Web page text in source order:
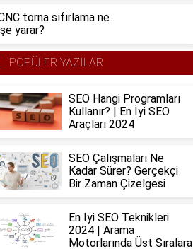
torna sıfırlama ne
yarar?
POPÜLER YAZILAR
SEO Hangi Programları
Kullanır? | En İyi SEO
Araçları 2024
SEO Çalışmaları Ne
Kadar Sürer? Gerçekçi
Bir Zaman Çizelgesi
En İyi SEO Teknikleri
2024 | Arama
Motorlarında Üst Sıralara